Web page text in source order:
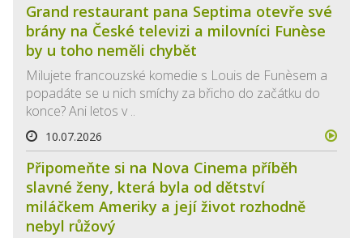
Grand restaurant pana Septima otevře své
brány na České televizi a milovníci Funèse
by u toho neměli chybět
Milujete francouzské komedie s Louis de Funèsem a
popadáte se u nich smíchy za břicho do začátku do
konce? Ani letos v ..
10.07.2026
Připomeňte si na Nova Cinema příběh
slavné ženy, která byla od dětství
miláčkem Ameriky a její život rozhodně
nebyl růžový